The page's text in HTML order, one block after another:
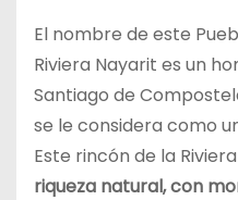
El nombre de este
Riviera Nayarit es un
Santiago de
se le considera como
Este rincón de la
riqueza natural, con